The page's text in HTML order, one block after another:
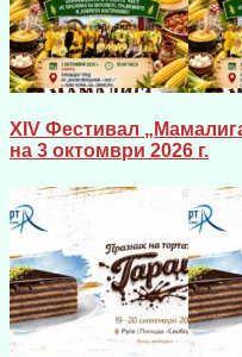
XIV Фестивал
на 3 октомври 2026 г.